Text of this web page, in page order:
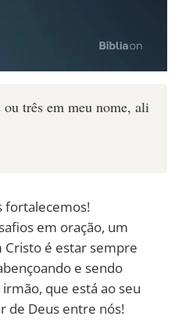
três em meu nome, ali
fortalecemos!
em oração, um
Cristo é estar sempre
e sendo
que está ao seu
de Deus entre nós!